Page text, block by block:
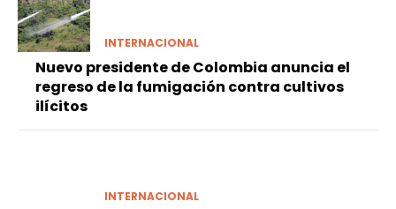
INTERNACIONAL
Nuevo presidente de Colombia anuncia el
regreso de la fumigación contra cultivos
ilícitos
INTERNACIONAL